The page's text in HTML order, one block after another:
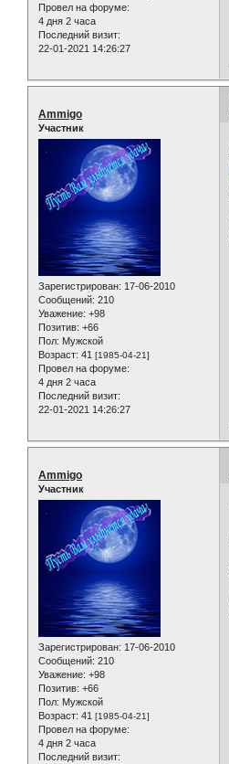
Провел на форуме:
4 дня 2 часа
Последний визит:
22-01-2021 14:26:27
Ammigo
Участник
Зарегистрирован: 17-06-2010
Сообщений: 210
Уважение: +98
Позитив: +66
Пол: Мужской
Возраст: 41 [1985-04-21]
Провел на форуме:
4 дня 2 часа
Последний визит:
22-01-2021 14:26:27
Ammigo
Участник
Зарегистрирован: 17-06-2010
Сообщений: 210
Уважение: +98
Позитив: +66
Пол: Мужской
Возраст: 41 [1985-04-21]
Провел на форуме:
4 дня 2 часа
Последний визит: